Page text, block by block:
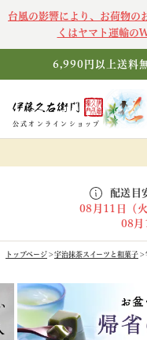
台風の影響により、お荷物の
くはヤマト運輸の
6,990円以上送料
公式オンラインショップ
配送目
08月11日（
08月
トップページ 宇治抹茶スイーツと和菓子